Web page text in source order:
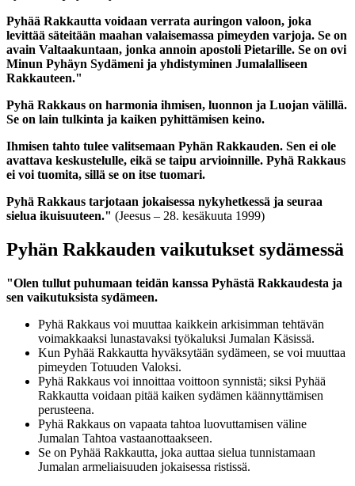
Pyhää Rakkautta voidaan verrata auringon valoon, joka
levittää säteitään maahan valaisemassa pimeyden varjoja. Se on
avain Valtaakuntaan, jonka annoin apostoli Pietarille. Se on ovi
Minun Pyhäyn Sydämeni ja yhdistyminen Jumalalliseen
Rakkauteen."
Pyhä Rakkaus on harmonia ihmisen, luonnon ja Luojan välillä.
Se on lain tulkinta ja kaiken pyhittämisen keino.
Ihmisen tahto tulee valitsemaan Pyhän Rakkauden. Sen ei ole
avattava keskustelulle, eikä se taipu arvioinnille. Pyhä Rakkaus
ei voi tuomita, sillä se on itse tuomari.
Pyhä Rakkaus tarjotaan jokaisessa nykyhetkessä ja seuraa
sielua ikuisuuteen." (Jeesus – 28. kesäkuuta 1999)
Pyhän Rakkauden vaikutukset sydämessä
"Olen tullut puhumaan teidän kanssa Pyhästä Rakkaudesta ja
sen vaikutuksista sydämeen.
Pyhä Rakkaus voi muuttaa kaikkein arkisimman tehtävän
voimakkaaksi lunastavaksi työkaluksi Jumalan Käsissä.
Kun Pyhää Rakkautta hyväksytään sydämeen, se voi muuttaa
pimeyden Totuuden Valoksi.
Pyhä Rakkaus voi innoittaa voittoon synnistä; siksi Pyhää
Rakkautta voidaan pitää kaiken sydämen käännyttämisen
perusteena.
Pyhä Rakkaus on vapaata tahtoa luovuttamisen väline
Jumalan Tahtoa vastaanottaakseen.
Se on Pyhää Rakkautta, joka auttaa sielua tunnistamaan
Jumalan armeliaisuuden jokaisessa ristissä.